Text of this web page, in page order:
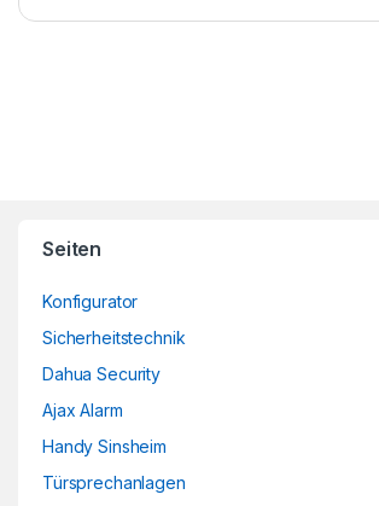
Seiten
Konfigurator
Sicherheitstechnik
Dahua Security
Ajax Alarm
Handy Sinsheim
Türsprechanlagen